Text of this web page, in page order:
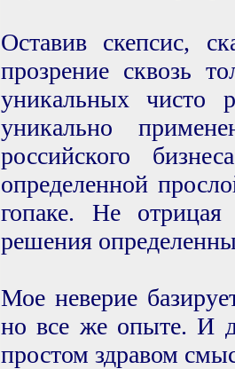
Оставив скепсис,
прозрение сквозь
уникальных чисто
уникально
российского
определенной
гопаке. Не
решения
Мое неверие
но все же опыте. И
простом здравом